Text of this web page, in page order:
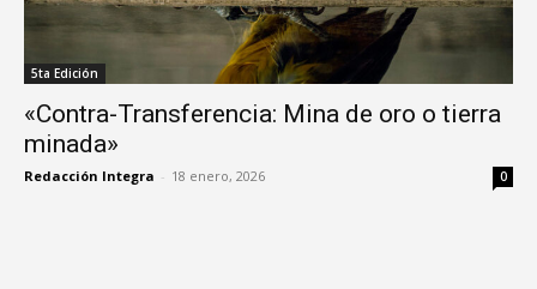
5ta Edición
«Contra-Transferencia: Mina de oro o tierra
minada»
Redacción Integra - 18 enero, 2026 0